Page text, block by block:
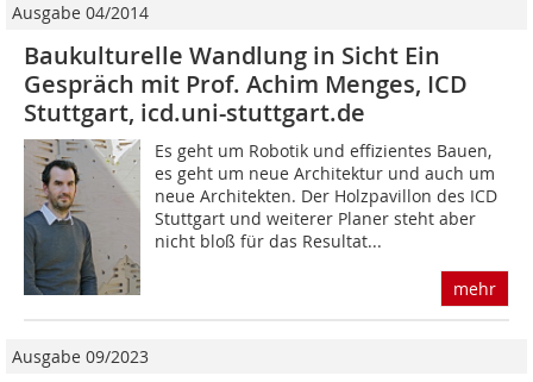
Ausgabe 04/2014
Baukulturelle Wandlung in Sicht Ein
Gespräch mit Prof. Achim Menges, ICD
Stuttgart, icd.uni-stuttgart.de
Es geht um Robotik und effizientes Bauen,
es geht um neue Architektur und auch um
neue Architekten. Der Holzpavillon des ICD
Stuttgart und weiterer Planer steht aber
nicht bloß für das Resultat...
mehr
Ausgabe 09/2023